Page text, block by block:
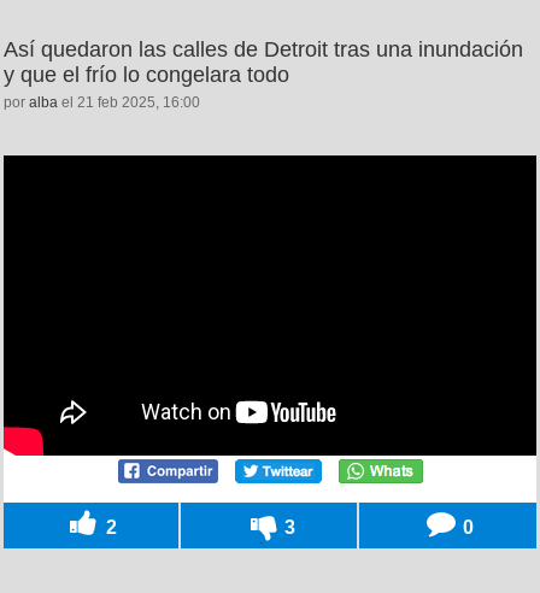
Así quedaron las calles de Detroit tras una inundación
y que el frío lo congelara todo
por alba el 21 feb 2025, 16:00
2 3 0